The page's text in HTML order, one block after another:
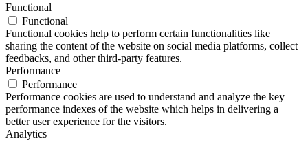
Functional
Functional
Functional cookies help to perform certain functionalities like
sharing the content of the website on social media platforms, collect
feedbacks, and other third-party features.
Performance
Performance
Performance cookies are used to understand and analyze the key
performance indexes of the website which helps in delivering a
better user experience for the visitors.
Analytics